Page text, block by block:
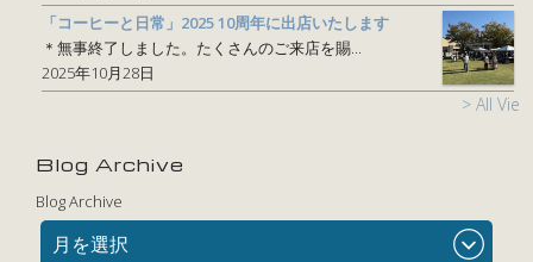
「コーヒーと日常」2025 10周年に出店いたします
＊無事終了しました。たくさんのご来店を賜...
2025年10月28日
> All View
Blog Archive
Blog Archive
月を選択